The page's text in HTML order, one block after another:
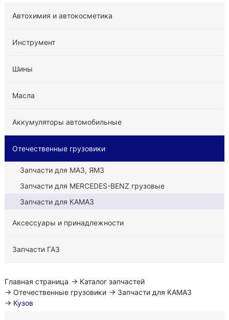
Автохимия и автокосметика
Инструмент
Шины
Масла
Аккумуляторы автомобильные
Отечественные грузовики
Запчасти для МАЗ, ЯМЗ
Запчасти для MERCEDES-BENZ грузовые
Запчасти для КАМАЗ
Аксессуары и принадлежности
Запчасти ГАЗ
Главная страница → Каталог запчастей
→ Отечественные грузовики → Запчасти для КАМАЗ
→ Кузов